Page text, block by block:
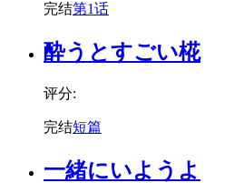
完结第1话
酔うとすごい椛
评分:
完结短篇
一緒にいようよ